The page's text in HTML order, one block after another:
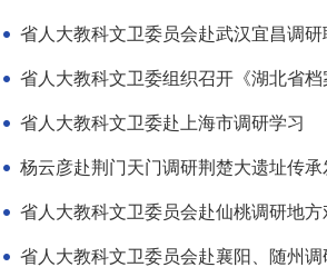
省人大教科文卫委员会赴武汉宜昌调
省人大教科文卫委组织召开《湖北省
省人大教科文卫委赴上海市调研学习
杨云彦赴荆门天门调研荆楚大遗址传承
省人大教科文卫委员会赴仙桃调研地
省人大教科文卫委员会赴襄阳、随州